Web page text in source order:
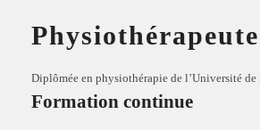
Physiothérapeute
Diplômée en physiothérapie de l’Université de
Formation continue